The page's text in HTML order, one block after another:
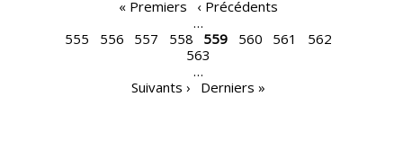
« Premiers
‹ Précédents
…
555
556 557 558 559 560 561
562
563
…
Suivants ›
Derniers »